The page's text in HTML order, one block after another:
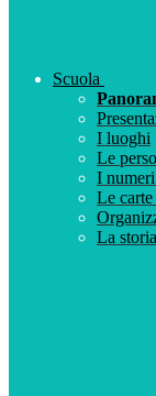
Scuola
I luoghi
Le
I
Le
La storia